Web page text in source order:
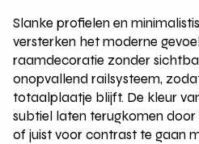
Slanke profielen en
versterken het moderne
raamdecoratie zonder
onopvallend railsysteem,
totaalplaatje blijft. De kleur
subtiel laten terugkomen
of juist voor contrast te gaan